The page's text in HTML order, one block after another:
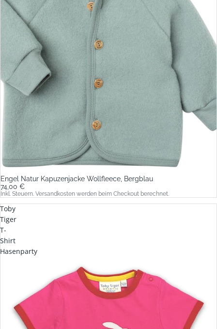
Engel Natur Kapuzenjacke Wollfleece, Bergblau
74,00 €
Inkl. Steuern. Versandkosten werden beim Checkout berechnet.
Toby
Tiger
T-
Shirt
Hasenparty